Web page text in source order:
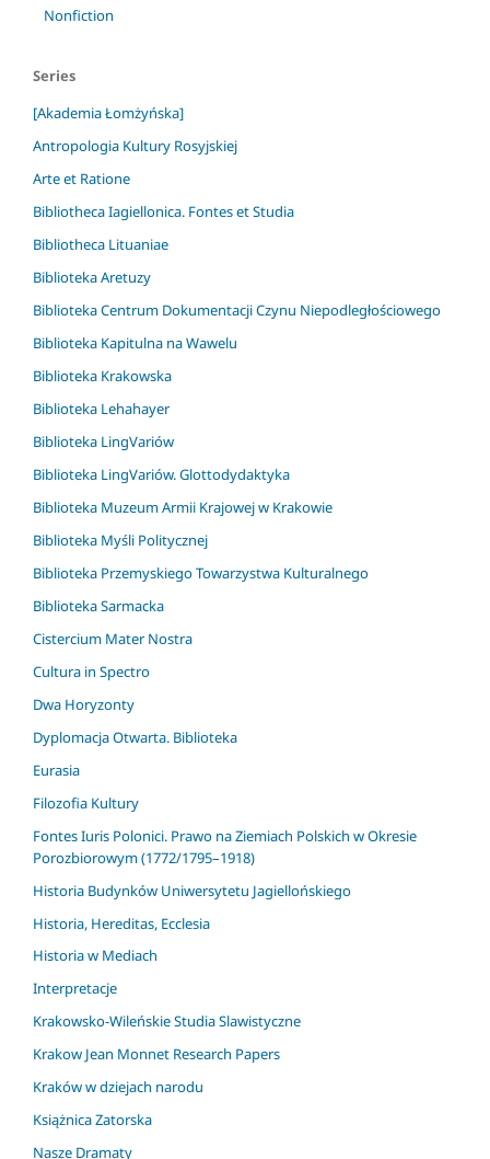
Nonfiction
Series
[Akademia Łomżyńska]
Antropologia Kultury Rosyjskiej
Arte et Ratione
Bibliotheca Iagiellonica. Fontes et Studia
Bibliotheca Lituaniae
Biblioteka Aretuzy
Biblioteka Centrum Dokumentacji Czynu Niepodległościowego
Biblioteka Kapitulna na Wawelu
Biblioteka Krakowska
Biblioteka Lehahayer
Biblioteka LingVariów
Biblioteka LingVariów. Glottodydaktyka
Biblioteka Muzeum Armii Krajowej w Krakowie
Biblioteka Myśli Politycznej
Biblioteka Przemyskiego Towarzystwa Kulturalnego
Biblioteka Sarmacka
Cistercium Mater Nostra
Cultura in Spectro
Dwa Horyzonty
Dyplomacja Otwarta. Biblioteka
Eurasia
Filozofia Kultury
Fontes Iuris Polonici. Prawo na Ziemiach Polskich w Okresie
Porozbiorowym (1772/1795–1918)
Historia Budynków Uniwersytetu Jagiellońskiego
Historia, Hereditas, Ecclesia
Historia w Mediach
Interpretacje
Krakowsko-Wileńskie Studia Slawistyczne
Krakow Jean Monnet Research Papers
Kraków w dziejach narodu
Książnica Zatorska
Nasze Dramaty